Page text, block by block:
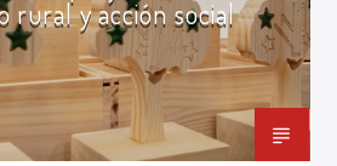
rural y acción social